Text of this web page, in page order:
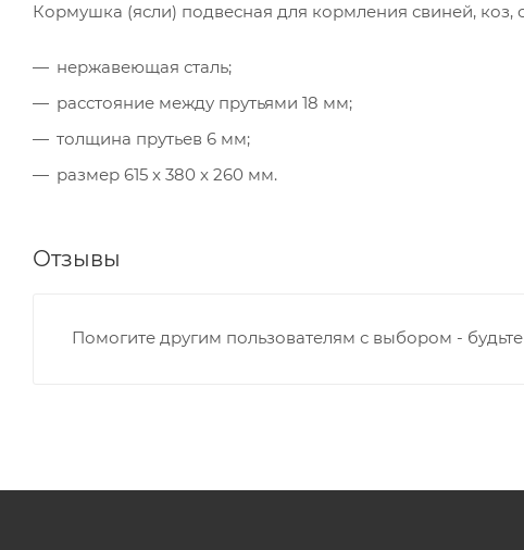
Кормушка (ясли) подвесная для кормления свиней,
нержавеющая сталь;
расстояние между прутьями 18 мм;
толщина прутьев 6 мм;
размер 615 x 380 x 260 мм.
Отзывы
Помогите другим пользователям с выбором -